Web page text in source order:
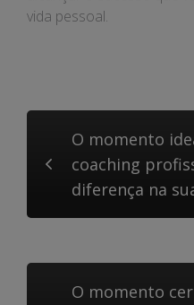
vida pessoal.
O momento
coaching
diferença na
O momento